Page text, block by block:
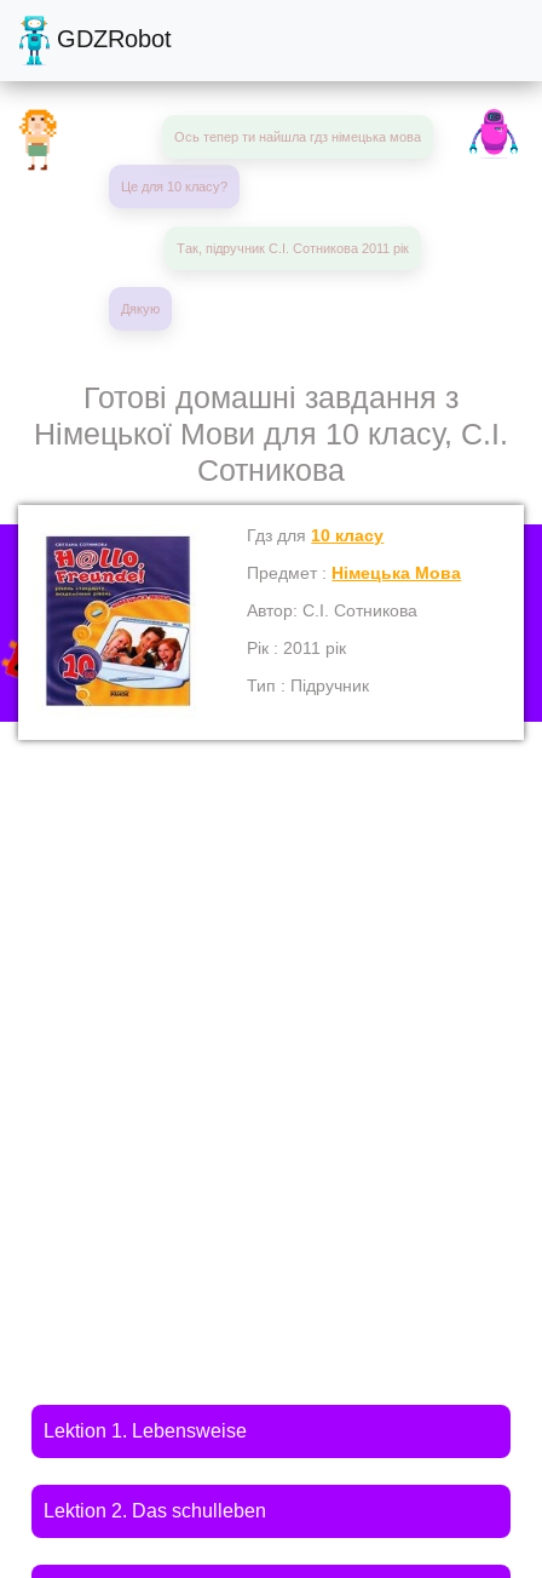
GDZRobot
Ось тепер ти найшла гдз німецька мова
Це для 10 класу?
Так, підручник С.І. Сотникова 2011 рік
Дякую
Готові домашні завдання з
Німецької Мови для 10 класу, С.І.
Сотникова
Гдз для 10 класу
Предмет : Німецька Мова
Автор: С.І. Сотникова
Рік : 2011 рік
Тип : Підручник
Lektion 1. Lebensweise
Lektion 2. Das schulleben